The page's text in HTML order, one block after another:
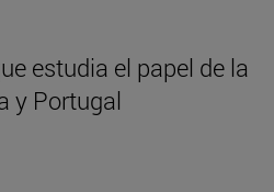
estudia el papel de la
y Portugal